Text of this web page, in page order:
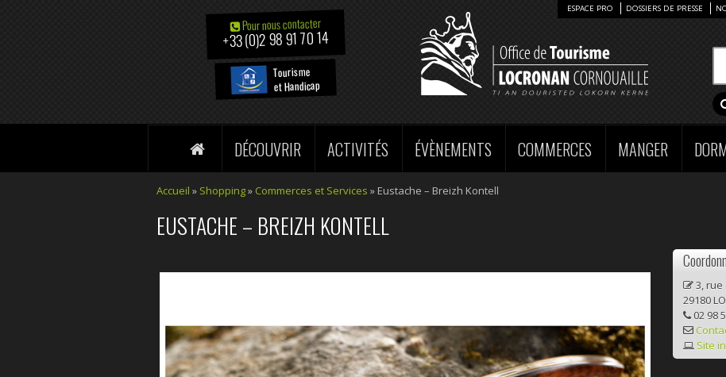
Pour nous contacter
+33 (0)2 98 91 70 14
Tourisme
et Handicap
ESPACE PRO DOSSIERS DE PRESSE
DÉCOUVRIR ACTIVITÉS ÉVÈNEMENTS COMMERCES MANGER
Accueil » Shopping» Commerces et Services » Eustache – Breizh Kontell
EUSTACHE – BREIZH KONTELL
3, rue
29180
02 98
Site